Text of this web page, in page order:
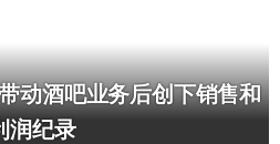
动酒吧业务后创下销售和
润纪录